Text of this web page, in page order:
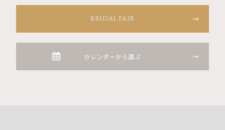
BRIDAL FAIR
カレンダーから選ぶ